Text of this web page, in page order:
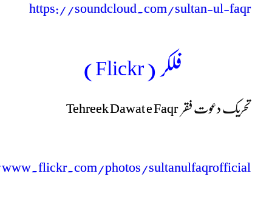
https://soundcloud.com/sultan-ul-faqr
فلکر ( Flickr)
تحریک دعوت فقرTehreek Dawat e Faqr
photos/sultanulfaqrofficial